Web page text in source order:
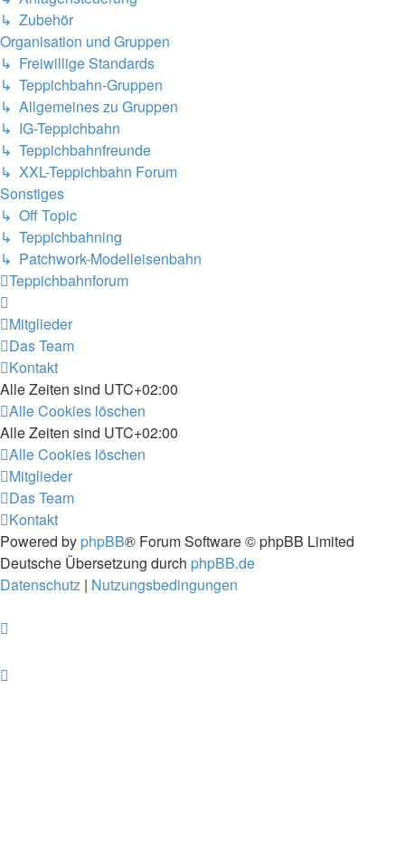
↳ Zubehör
Organisation und Gruppen
↳ Freiwillige Standards
↳ Teppichbahn-Gruppen
↳ Allgemeines zu Gruppen
↳ IG-Teppichbahn
↳ Teppichbahnfreunde
↳ XXL-Teppichbahn Forum
Sonstiges
↳ Off Topic
↳ Teppichbahning
↳ Patchwork-Modelleisenbahn
Teppichbahnforum
Mitglieder
Das Team
Kontakt
Alle Zeiten sind UTC+02:00
Alle Cookies löschen
Alle Zeiten sind UTC+02:00
Alle Cookies löschen
Mitglieder
Das Team
Kontakt
Powered by phpBB® Forum Software © phpBB Limited
Deutsche Übersetzung durch phpBB.de
Datenschutz | Nutzungsbedingungen